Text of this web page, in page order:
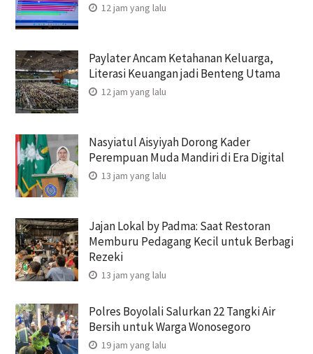
12 jam yang lalu
Paylater Ancam Ketahanan Keluarga,
Literasi Keuangan jadi Benteng Utama
12 jam yang lalu
Nasyiatul Aisyiyah Dorong Kader
Perempuan Muda Mandiri di Era Digital
13 jam yang lalu
Jajan Lokal by Padma: Saat Restoran
Memburu Pedagang Kecil untuk Berbagi
Rezeki
13 jam yang lalu
Polres Boyolali Salurkan 22 Tangki Air
Bersih untuk Warga Wonosegoro
19 jam yang lalu